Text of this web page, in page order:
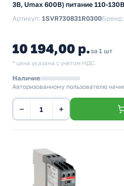
3В, Umax 600B) питание 110-
Артикул: 1SVR730831R0300Бренд:
10 194,00 р.за 1 шт
* цена указана с учетом НДС.
Наличие
Авторизованному пользователю
− +